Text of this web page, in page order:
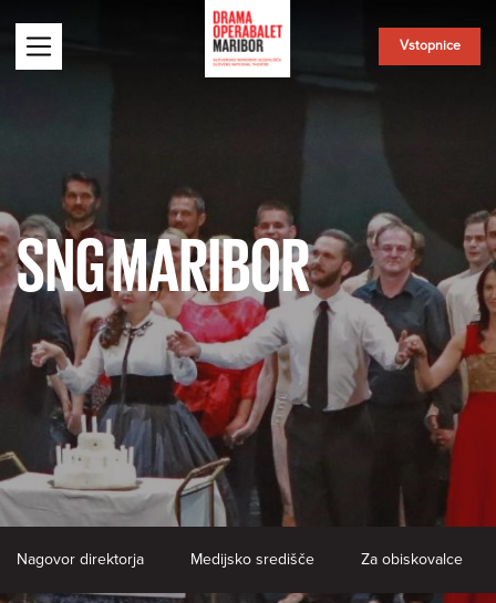
Vstopnice
SNG MARIBOR
Nagovor direktorja Medijsko središče Za obiskovalce